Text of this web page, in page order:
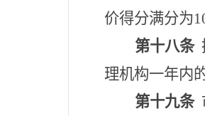
价得分满分为
第十八条
理机构一年内
第十九条